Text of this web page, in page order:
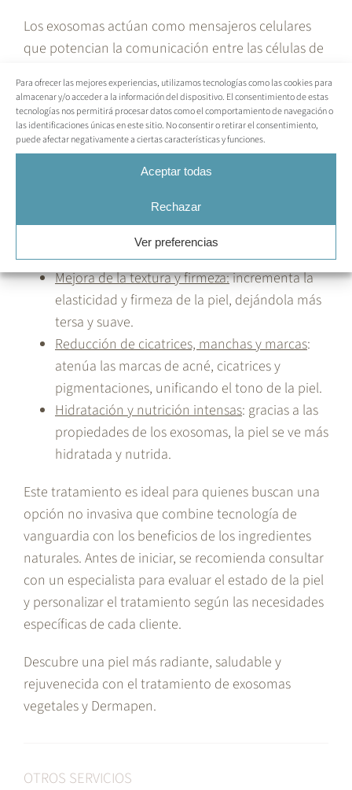
Para ofrecer las mejores experiencias, utilizamos tecnologías como las cookies para
almacenar y/o acceder a la información del dispositivo. El consentimiento de estas
tecnologías nos permitirá procesar datos como el comportamiento de navegación o
las identificaciones únicas en este sitio. No consentir o retirar el consentimiento,
puede afectar negativamente a ciertas características y funciones.
Aceptar todas
Rechazar
Ver preferencias
Los exosomas actúan como mensajeros celulares
que potencian la comunicación entre las células de
efectiva tras el uso del Dermapen.
Beneficiosdel tratamiento con exosomas:
Regeneración profunda de la piel:
general de la piel.
Rejuvenecimiento facial
: reduce líneas de
expresión, arrugas y signos de fatiga.
Mejora de la textura y firmeza:incrementa la
elasticidad y firmeza de la piel, dejándola más
tersa y suave.
Reducción de cicatrices, manchas y marcas:
atenúa las marcas de acné, cicatrices y
pigmentaciones, unificando el tono de la piel.
Hidratación y nutrición intensas: gracias a las
propiedades de los exosomas, la piel se ve más
hidratada y nutrida.
Este tratamiento es ideal para quienes buscan una
opción no invasiva que combine tecnología de
vanguardia con los beneficios de los ingredientes
naturales. Antes de iniciar, se recomienda consultar
con un especialista para evaluar el estado de la piel
y personalizar el tratamiento según las necesidades
específicas de cada cliente.
Descubre una piel más radiante, saludable y
rejuvenecida con el tratamiento de exosomas
vegetales y Dermapen.
OTROS SERVICIOS